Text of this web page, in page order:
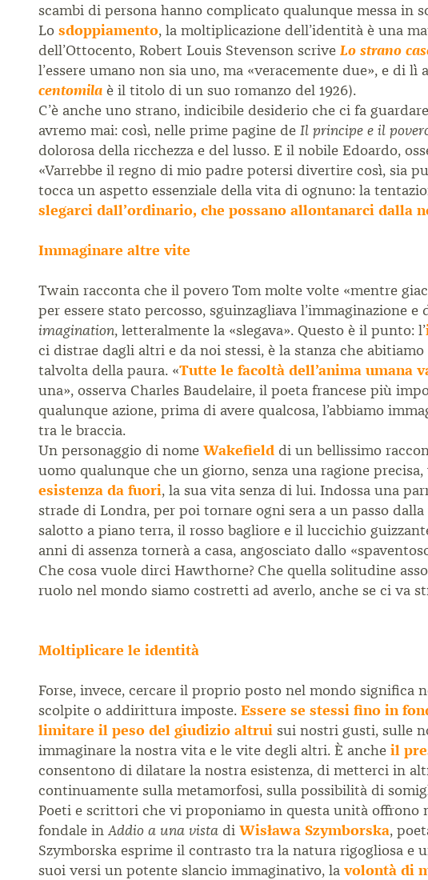
scambi di persona hanno complicato qualunque messa in
Lo sdoppiamento, la moltiplicazione dell’identità è una
dell’Ottocento, Robert Louis Stevenson scrive Lo strano
l’essere umano non sia uno, ma «veracemente due», e di
centomila è il titolo di un suo romanzo del 1926).
C’è anche uno strano, indicibile desiderio che ci fa guardare
avremo mai: così, nelle prime pagine de Il principe e il
dolorosa della ricchezza e del lusso. E il nobile Edoardo,
«Varrebbe il regno di mio padre potersi divertire così, sia
tocca un aspetto essenziale della vita di ognuno: la
slegarci dall’ordinario, che possano allontanarci dalla
Immaginare altre vite
Twain racconta che il povero Tom molte volte «mentre
per essere stato percosso, sguinzagliava l’immaginazione
imagination, letteralmente la «slegava». Questo è il punto: l’
ci distrae dagli altri e da noi stessi, è la stanza che
talvolta della paura. «Tutte le facoltà dell’anima umana
una», osserva Charles Baudelaire, il poeta francese più
qualunque azione, prima di avere qualcosa, l’abbiamo
tra le braccia.
Un personaggio di nome Wakefield di un bellissimo
uomo qualunque che un giorno, senza una ragione
esistenza da fuori, la sua vita senza di lui. Indossa una
strade di Londra, per poi tornare ogni sera a un passo
salotto a piano terra, il rosso bagliore e il luccichio
anni di assenza tornerà a casa, angosciato dallo
Che cosa vuole dirci Hawthorne? Che quella solitudine
ruolo nel mondo siamo costretti ad averlo, anche se ci va
Moltiplicare le identità
Forse, invece, cercare il proprio posto nel mondo
scolpite o addirittura imposte. Essere se stessi fino in
limitare il peso del giudizio altrui sui nostri gusti, sulle
immaginare la nostra vita e le vite degli altri. È anche il
consentono di dilatare la nostra esistenza, di metterci in
continuamente sulla metamorfosi, sulla possibilità di
Poeti e scrittori che vi proponiamo in questa unità
fondale in Addio a una vista di Wisława Szymborska,
Szymborska esprime il contrasto tra la natura rigogliosa e
suoi versi un potente slancio immaginativo, la volontà di